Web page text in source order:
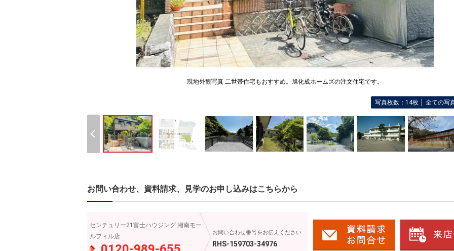
現地外観写真 二世帯住宅もおすすめ。旭化成ホームズの注文住宅です。
写真枚数：14枚 全ての写
お問い合わせ、資料請求、見学のお申し込みはこちらから
センチュリー21富士ハウジング 湘南モー
ルフィル店
お問い合わせ番号をお伝えください
RHS-159703-34976